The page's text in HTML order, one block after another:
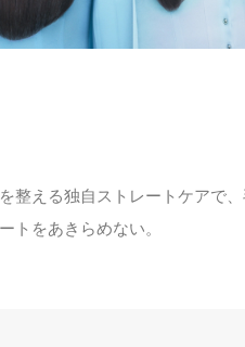
える独自ストレートケアで
をあきらめない。